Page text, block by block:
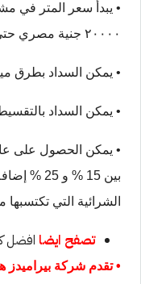
• يبدأ سعر المتر في
٢٠٠٠٠ جنية مصري حتي ٢٥٠٠٠ جنية مصري.
• يمكن السداد بطرق
• يمكن السداد
• يمكن الحصول على
بين 15 %
الشرائية التي
تصفح ايضا افضل